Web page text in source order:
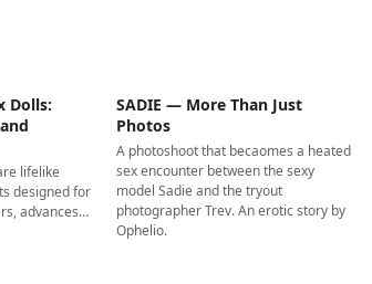
Dolls:
lifelike
designed for
advances…
SADIE — More Than Just
Photos
A photoshoot that becaomes a heated
sex encounter between the sexy
model Sadie and the tryout
photographer Trev. An erotic story by
Ophelio.